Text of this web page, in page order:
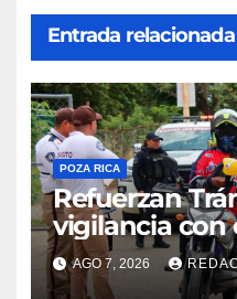
Entrada relacionada
POZA RICA
Refuerzan
vigilancia con
sorpresa
AGO 7, 2026